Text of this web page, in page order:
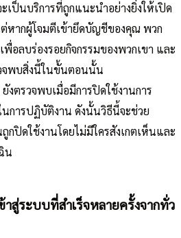
เป็นบริการที่ถูกแนะนำอย่างยิ่งให้เปิด
ต่หากผู้โจมตีเข้ายึดบัญชีของคุณ พวก
อลบร่องรอยกิจกรรมของพวกเขา และ
จพบสิ่งนี้ในขั้นตอนนั้น
งตรวจพบเมื่อมีการปิดใช้งานการ
การปฏิบัติงาน ดังนั้นวิธีนี้จะช่วย
กปิดใช้งานโดยไม่มีใครสังเกตเห็นและ
น
าสู่ระบบที่สำเร็จหลายครั้งจากทั่ว